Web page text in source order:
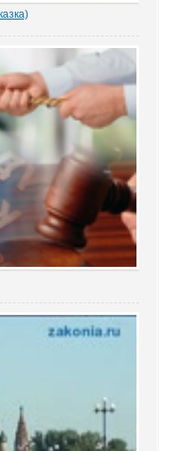
удивлённый взгляд.
непосредственно в